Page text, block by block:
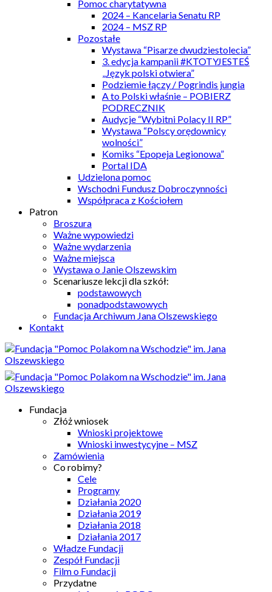
Pomoc charytatywna
2024 – Kancelaria Senatu RP
2024 – MSZ RP
Pozostałe
Wystawa “Pisarze dwudziestolecia”
3. edycja kampanii #KTOTYJESTEŚ
„Język polski otwiera”
Podziemie łączy / Pogrindis jungia
A to Polski właśnie – POBIERZ
PODRECZNIK
Audycje “Wybitni Polacy II RP”
Wystawa “Polscy orędownicy
wolności”
Komiks “Epopeja Legionowa”
Portal IDA
Udzielona pomoc
Wschodni Fundusz Dobroczynności
Współpraca z Kościołem
Patron
Broszura
Ważne wypowiedzi
Ważne wydarzenia
Ważne miejsca
Wystawa o Janie Olszewskim
Scenariusze lekcji dla szkół:
podstawowych
ponadpodstawowych
Fundacja Archiwum Jana Olszewskiego
Kontakt
Fundacja
Złóż wniosek
Wnioski projektowe
Wnioski inwestycyjne – MSZ
Zamówienia
Co robimy?
Cele
Programy
Działania 2020
Działania 2019
Działania 2018
Działania 2017
Władze Fundacji
Zespół Fundacji
Film o Fundacji
Przydatne